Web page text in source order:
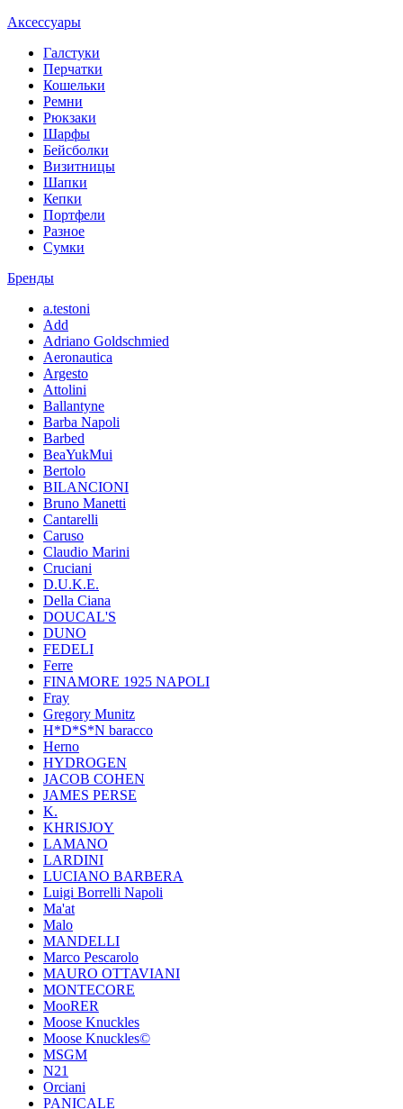
Аксессуары
Галстуки
Перчатки
Кошельки
Ремни
Рюкзаки
Шарфы
Бейсболки
Визитницы
Шапки
Кепки
Портфели
Разное
Сумки
Бренды
a.testoni
Add
Adriano Goldschmied
Aeronautica
Argesto
Attolini
Ballantyne
Barba Napoli
Barbed
BeaYukMui
Bertolo
BILANCIONI
Bruno Manetti
Cantarelli
Caruso
Claudio Marini
Cruciani
D.U.K.E.
Della Ciana
DOUCAL'S
DUNO
FEDELI
Ferre
FINAMORE 1925 NAPOLI
Fray
Gregory Munitz
H*D*S*N baracco
Herno
HYDROGEN
JACOB COHEN
JAMES PERSE
K.
KHRISJOY
LAMANO
LARDINI
LUCIANO BARBERA
Luigi Borrelli Napoli
Ma'at
Malo
MANDELLI
Marco Pescarolo
MAURO OTTAVIANI
MONTECORE
MooRER
Moose Knuckles
Moose Knuckles©️
MSGM
N21
Orciani
PANICALE